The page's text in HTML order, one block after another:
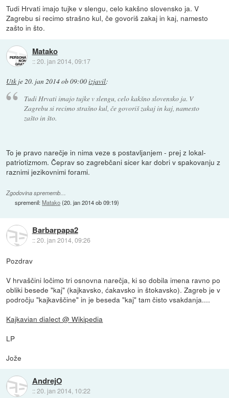
Tudi Hrvati imajo tujke v slengu, celo kakšno slovensko ja. V
Zagrebu si recimo strašno kul, če govoriš zakaj in kaj, namesto
zašto in što.
Matako
::20. jan 2014, 09:17
Utk je20. jan 2014 ob 09:00izjavil:
Tudi Hrvati imajo tujke v slengu, celo kakšno slovensko ja. V
Zagrebu si recimo strašno kul, če govoriš zakaj in kaj, namesto
zašto in što.
To je pravo narečje in nima veze s postavljanjem - prej z lokal-
patriotizmom. Čeprav so zagrebčani sicer kar dobri v spakovanju z
raznimi jezikovnimi forami.
Zgodovina sprememb…
spremenil:Matako(20. jan 2014 ob 09:19)
Barbarpapa2
::20. jan 2014, 09:26
Pozdrav
V hrvaščini ločimo tri osnovna narečja, ki so dobila imena ravno po
obliki besede "kaj" (kajkavsko, ćakavsko in štokavsko). Zagreb je v
področju "kajkavščine" in je beseda "kaj" tam čisto vsakdanja....
Kajkavian dialect @ Wikipedia
LP
Jože
AndrejO
::20. jan 2014, 10:22